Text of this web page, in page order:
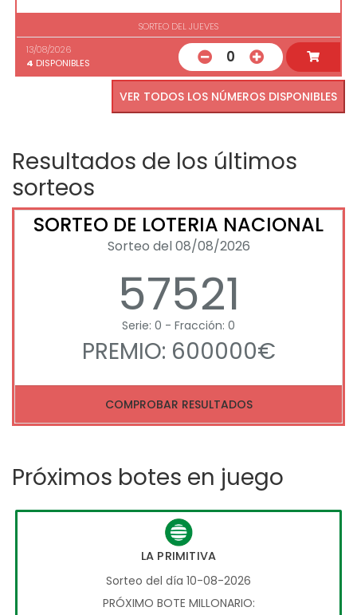
SORTEO DEL JUEVES
13/08/2026
4 DISPONIBLES 0
VER TODOS LOS NÚMEROS DISPONIBLES
Resultados de los últimos
sorteos
SORTEO DE LOTERIA NACIONAL
Sorteo del 08/08/2026
57521
Serie: 0 - Fracción: 0
PREMIO: 600000€
COMPROBAR RESULTADOS
Próximos botes en juego
LA PRIMITIVA
Sorteo del día 10-08-2026
PRÓXIMO BOTE MILLONARIO: